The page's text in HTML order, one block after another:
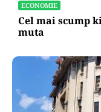
ECONOMIE
Cel mai scump
muta